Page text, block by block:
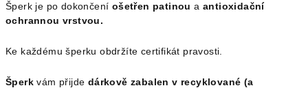
Šperk je po dokončení ošetřen patinou aantioxidační
ochrannou vrstvou.
Ke každému šperku obdržíte certifikát pravosti.
Šperk vám přijde dárkově zabalen v recyklované (a